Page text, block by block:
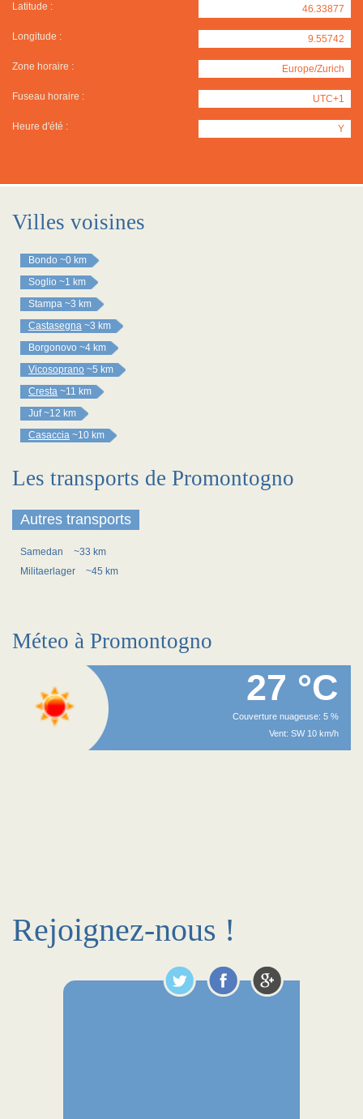
Latitude : 46.33877
Longitude : 9.55742
Zone horaire : Europe/Zurich
Fuseau horaire : UTC+1
Heure d'été : Y
Villes voisines
Bondo ~0 km
Soglio ~1 km
Stampa ~3 km
Castasegna ~3 km
Borgonovo ~4 km
Vicosoprano ~5 km
Cresta ~11 km
Juf ~12 km
Casaccia ~10 km
Les transports de Promontogno
Autres transports
Samedan
~33 km
Militaerlager
~45 km
Méteo à Promontogno
27 °C
Couverture nuageuse: 5 %
Vent: SW 10 km/h
Rejoignez-nous !